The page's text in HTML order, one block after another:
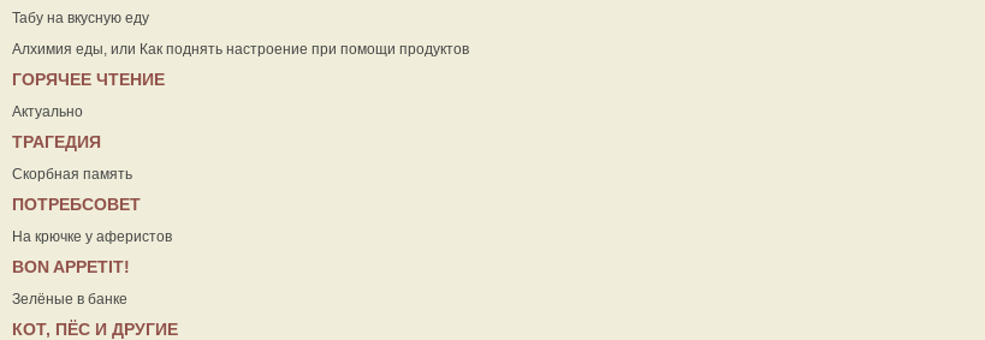
Табу на вкусную еду
Алхимия еды, или Как поднять настроение при помощи продуктов
ГОРЯЧЕЕ ЧТЕНИЕ
Актуально
ТРАГЕДИЯ
Скорбная память
ПОТРЕБСОВЕТ
На крючке у аферистов
ВON APPETIT!
Зелёные в банке
КОТ, ПЁС И ДРУГИЕ